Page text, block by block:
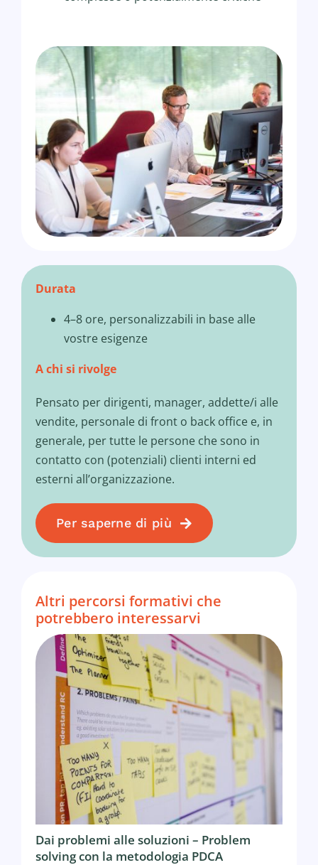
Durata
4–8 ore, personalizzabili in base alle
vostre esigenze
A chi si rivolge
Pensato per dirigenti, manager, addette/i alle
vendite, personale di front o back office e, in
generale, per tutte le persone che sono in
contatto con (potenziali) clienti interni ed
esterni all’organizzazione.
Per saperne di più
Altri percorsi formativi che
potrebbero interessarvi
Dai problemi alle soluzioni – Problem
solving con la metodologia PDCA